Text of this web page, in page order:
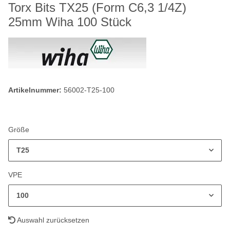
Torx Bits TX25 (Form C6,3 1/4Z)
25mm Wiha 100 Stück
Artikelnummer: 56002-T25-100
Größe
T25
VPE
100
Auswahl zurücksetzen